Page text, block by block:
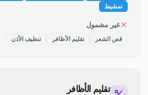
تمشيط
غير مشمول
قص الشعر تقليم الأظافر تنظيف الأذن
تقليم الأظافر